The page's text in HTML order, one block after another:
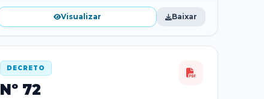
Visualizar Baixar
DECRETO
Nº 72